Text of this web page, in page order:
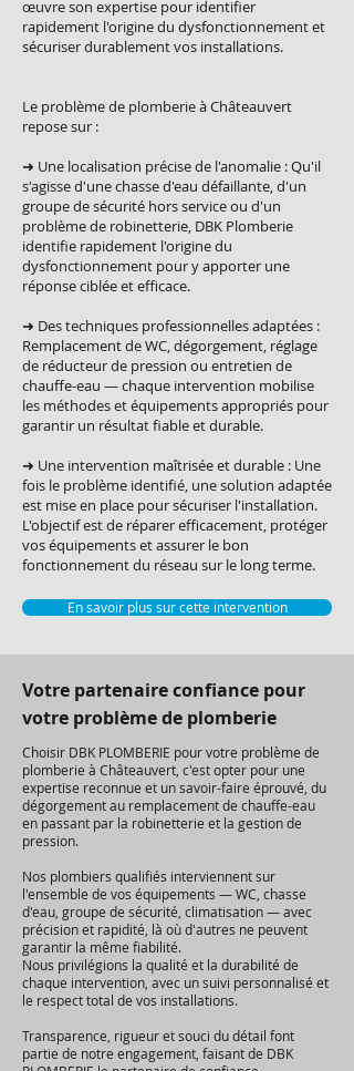
œuvre son expertise pour identifier
rapidement l'origine du dysfonctionnement et
sécuriser durablement vos installations.
Le problème de plomberie à Châteauvert
repose sur :
➜ Une localisation précise de l'anomalie : Qu'il
s'agisse d'une chasse d'eau défaillante, d'un
groupe de sécurité hors service ou d'un
problème de robinetterie, DBK Plomberie
identifie rapidement l'origine du
dysfonctionnement pour y apporter une
réponse ciblée et efficace.
➜ Des techniques professionnelles adaptées :
Remplacement de WC, dégorgement, réglage
de réducteur de pression ou entretien de
chauffe-eau — chaque intervention mobilise
les méthodes et équipements appropriés pour
garantir un résultat fiable et durable.
➜ Une intervention maîtrisée et durable : Une
fois le problème identifié, une solution adaptée
est mise en place pour sécuriser l'installation.
L'objectif est de réparer efficacement, protéger
vos équipements et assurer le bon
fonctionnement du réseau sur le long terme.
En savoir plus sur cette intervention
Votre partenaire confiance pour
votre problème de plomberie
Choisir DBK PLOMBERIE pour votre problème de
plomberie à Châteauvert, c'est opter pour une
expertise reconnue et un savoir-faire éprouvé, du
dégorgement au remplacement de chauffe-eau
en passant par la robinetterie et la gestion de
pression.
Nos plombiers qualifiés interviennent sur
l'ensemble de vos équipements — WC, chasse
d'eau, groupe de sécurité, climatisation — avec
précision et rapidité, là où d'autres ne peuvent
garantir la même fiabilité.
Nous privilégions la qualité et la durabilité de
chaque intervention, avec un suivi personnalisé et
le respect total de vos installations.
Transparence, rigueur et souci du détail font
partie de notre engagement, faisant de DBK